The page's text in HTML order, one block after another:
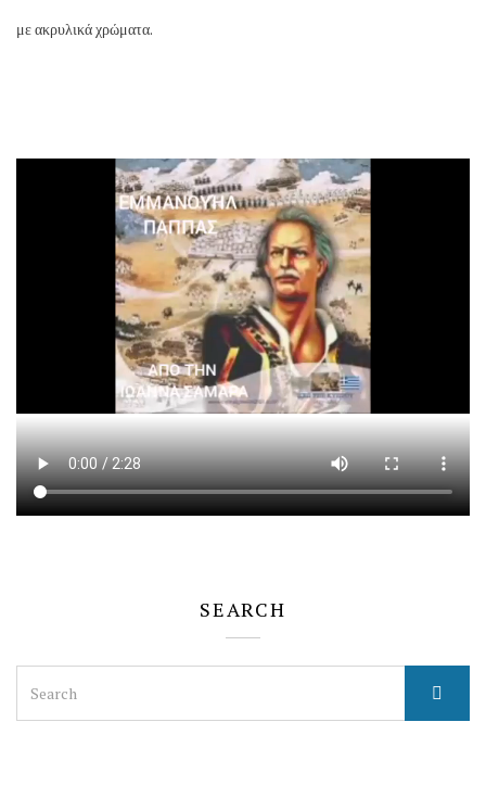
με ακρυλικά χρώματα.
SEARCH
for: